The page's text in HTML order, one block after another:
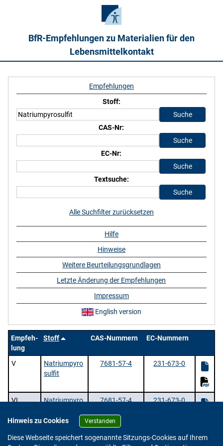
BfR-Empfehlungen zu Materialien für den
Lebensmittelkontakt
Empfeh-
lung
Stoff CAS-Nummern EC-Nummern
V
Natriumpyro
sulfit
7681-57-4 231-673-0
VI
Natriumpyro
7681-57-4 231-673-0
2 Stoffe | / 1 | Zeige pro Seite.
Empfehlungen
Stoff:
CAS-Nr:
EC-Nr:
Textsuche:
Alle Suchfilter zurücksetzen
Hilfe
Hinweise
Weitere Beurteilungsgrundlagen
Letzte Änderung der Empfehlungen
Impressum
English version
Hinweis zu Cookies Verstanden
Diese Webseite speichert sogenannte Sitzungs-Cookies auf Ihrem